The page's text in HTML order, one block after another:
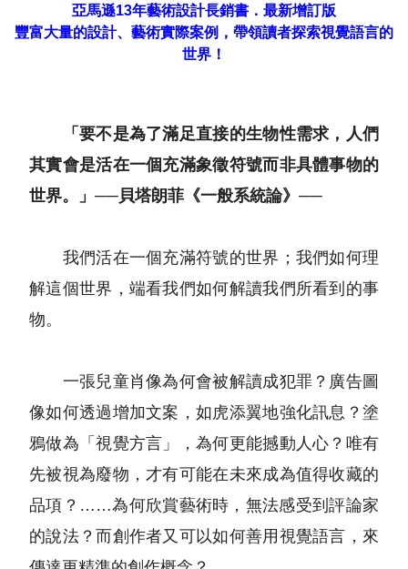
亞馬遜13年藝術設計長銷書．最新增訂版
豐富大量的設計、藝術實際案例，帶領讀者探索視覺語言的
世界！
「要不是為了滿足直接的生物性需求，人們
其實會是活在一個充滿象徵符號而非具體事物的
世界。」──貝塔朗菲《一般系統論》──
我們活在一個充滿符號的世界；我們如何理
解這個世界，端看我們如何解讀我們所看到的事
物。
一張兒童肖像為何會被解讀成犯罪？廣告圖
像如何透過增加文案，如虎添翼地強化訊息？塗
鴉做為「視覺方言」，為何更能撼動人心？唯有
先被視為廢物，才有可能在未來成為值得收藏的
品項？……為何欣賞藝術時，無法感受到評論家
的說法？而創作者又可以如何善用視覺語言，來